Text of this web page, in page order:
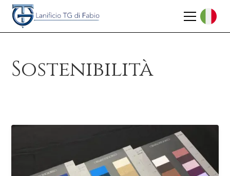
Sostenibilità